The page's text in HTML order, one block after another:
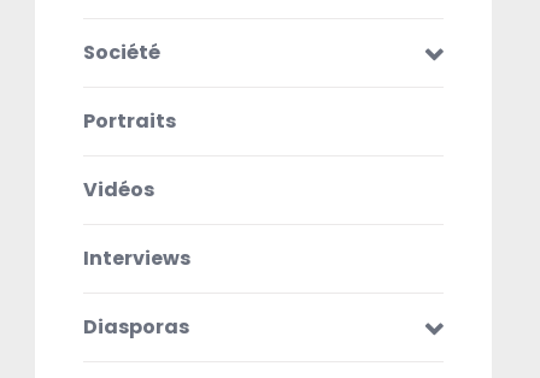
Société
Portraits
Vidéos
Interviews
Diasporas